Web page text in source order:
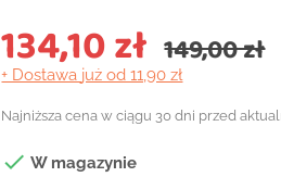
149,00 zł
134,10 zł
+ Dostawa już od 11,90 zł
Najniższa cena w ciągu 30 dni przed
 W magazynie